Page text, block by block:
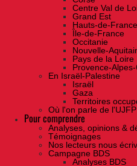
Centre Val de
Grand Est
Hauts-de-France
Île-de-France
Occitanie
Nouvelle-
Pays de la Loire
Provence-
En Israël-Palestine
Israël
Gaza
Territoires
Où l'on parle de l'UJFP
Pour comprendre
Analyses, opinions &
Témoignages
Nos lecteurs nous
Campagne BDS
Analyses BDS